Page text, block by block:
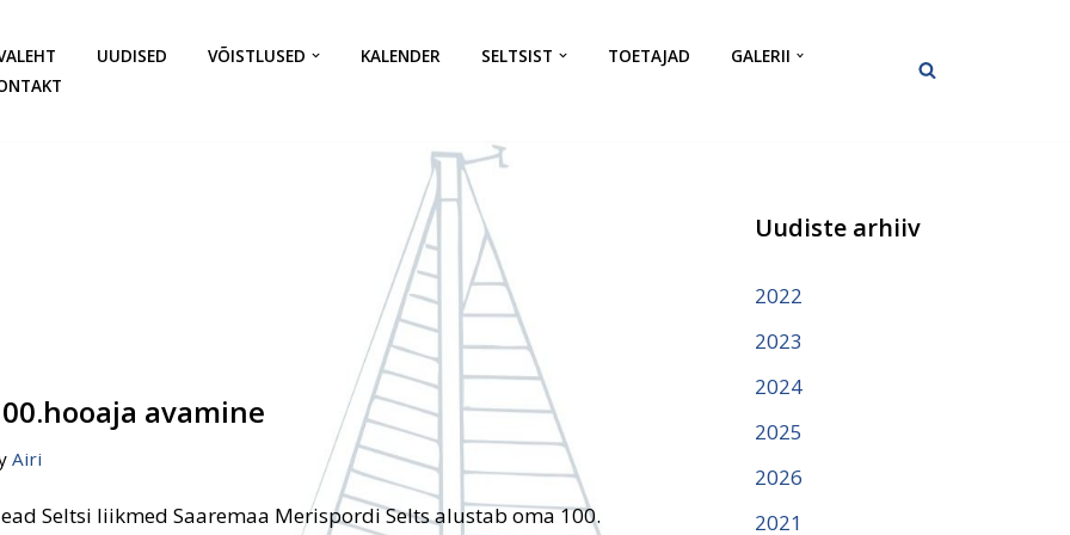
UUDISED VÕISTLUSED KALENDER SELTSIST TOETAJAD
GALERII
avamine
Airi
Seltsi liikmed Saaremaa Merispordi Selts alustab oma 100.
Uudiste arhiiv
2022
2023
2024
2025
2026
2021